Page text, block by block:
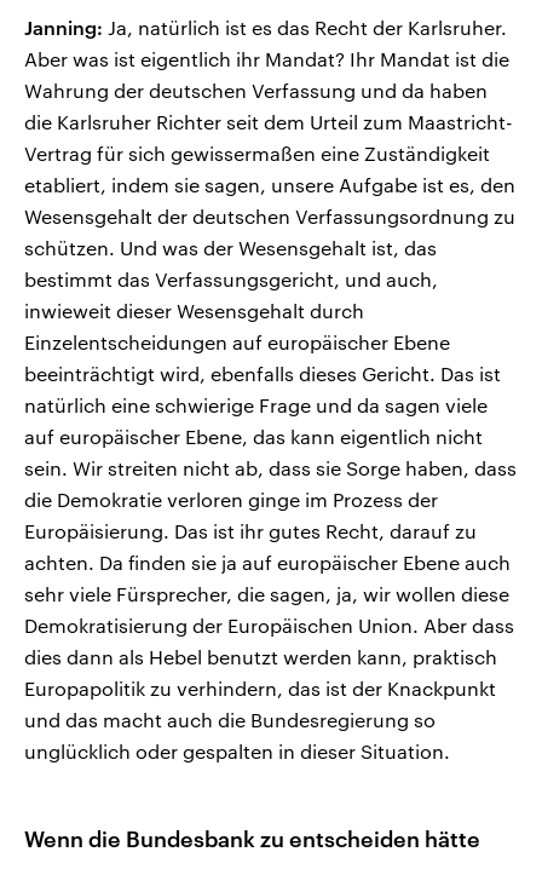
Janning: Ja, natürlich ist es das Recht der Karlsruher.
Aber was ist eigentlich ihr Mandat? Ihr Mandat ist die
Wahrung der deutschen Verfassung und da haben
die Karlsruher Richter seit dem Urteil zum Maastricht-
Vertrag für sich gewissermaßen eine Zuständigkeit
etabliert, indem sie sagen, unsere Aufgabe ist es, den
Wesensgehalt der deutschen Verfassungsordnung zu
schützen. Und was der Wesensgehalt ist, das
bestimmt das Verfassungsgericht, und auch,
inwieweit dieser Wesensgehalt durch
Einzelentscheidungen auf europäischer Ebene
beeinträchtigt wird, ebenfalls dieses Gericht. Das ist
natürlich eine schwierige Frage und da sagen viele
auf europäischer Ebene, das kann eigentlich nicht
sein. Wir streiten nicht ab, dass sie Sorge haben, dass
die Demokratie verloren ginge im Prozess der
Europäisierung. Das ist ihr gutes Recht, darauf zu
achten. Da finden sie ja auf europäischer Ebene auch
sehr viele Fürsprecher, die sagen, ja, wir wollen diese
Demokratisierung der Europäischen Union. Aber dass
dies dann als Hebel benutzt werden kann, praktisch
Europapolitik zu verhindern, das ist der Knackpunkt
und das macht auch die Bundesregierung so
unglücklich oder gespalten in dieser Situation.
Wenn die Bundesbank zu entscheiden hätte